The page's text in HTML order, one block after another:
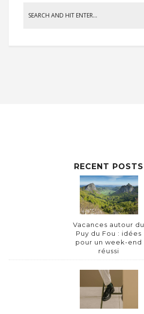
RECENT POSTS
Vacances autour du
Puy du Fou : idées
pour un week-end
réussi